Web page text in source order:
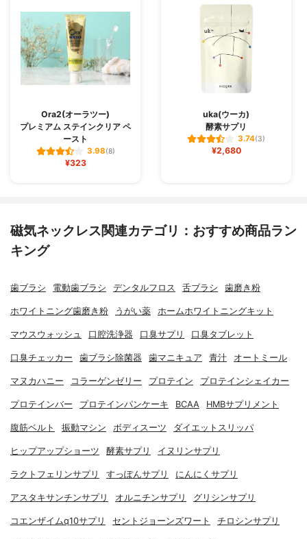
Ora2(オーラツー)
プレミアム ステインクリア ペ
ースト
3.98(8)
¥323
uka(ウーカ)
酵素サプリ
3.74(3)
¥2,680
磁気ネックレス関連カテゴリ：おすすめ商品ラン
キング
歯ブラシ 電動歯ブラシ デンタルフロス 舌ブラシ 歯磨き粉
ホワイトニング歯磨き粉 うがい薬 ホームホワイトニングキット
マウスウォッシュ 口腔洗浄器 口臭サプリ 口臭タブレット
口臭チェッカー 歯ブラシ除菌器 歯マニキュア 青汁 オートミール
マヌカハニー コラーゲンゼリー プロテイン プロテインシェイカー
プロテインバー プロテインパンケーキ BCAA HMBサプリメント
腹筋ベルト 振動マシン ボディスーツ ダイエットスリッパ
ヒップアップショーツ 酵素サプリ イヌリンサプリ
ラクトフェリンサプリ すっぽんサプリ にんにくサプリ
アスタキサンチンサプリ オルニチンサプリ グリシンサプリ
コエンザイムq10サプリ セントジョーンズワート チロシンサプリ